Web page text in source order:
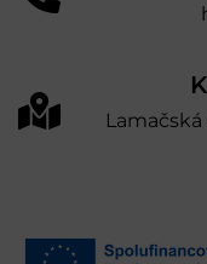
Lamačská